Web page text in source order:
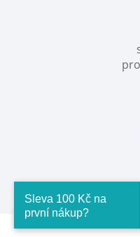
Ke každé objednávce obdržíte
Sleva 100 Kč na
první nákup?